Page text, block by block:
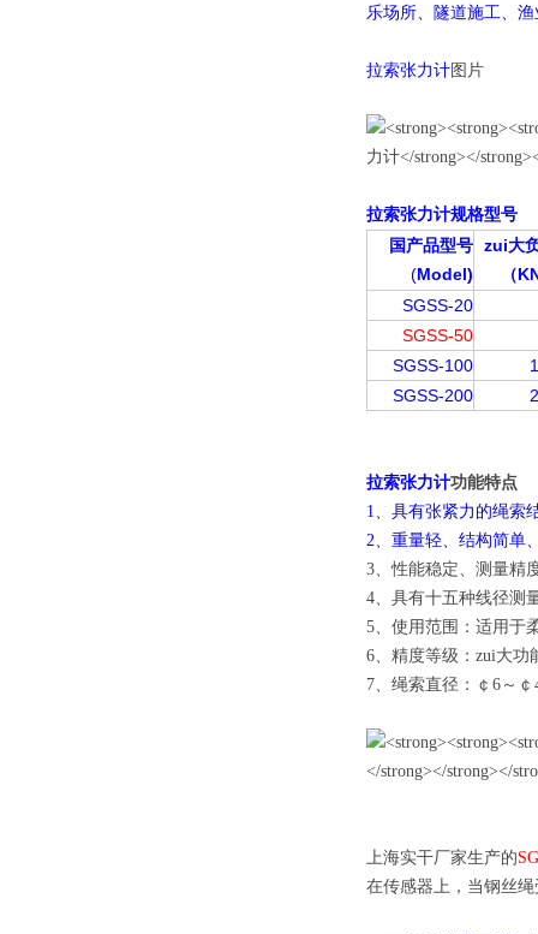
乐场所、隧道施工、
拉索张力计图片
拉索张力计规格型号
国产品型号
(Model)
zui大
（
SGSS-20
SGSS-50
SGSS-100
SGSS-200
拉索张力计功能特点
1、具有张紧力的绳索
2、重量轻、结构简单
3、性能稳定、测量精
4、具有十五种线径测
5、使用范围：适用于
6、精度等级：zui大功
7、绳索直径：￠6～￠
上海实干厂家生产的
在传感器上，当钢丝